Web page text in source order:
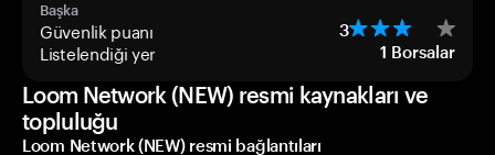
Başka
Güvenlik puanı 3
Listelendiği yer 1 Borsalar
Loom Network (NEW) resmi kaynakları ve
topluluğu
Loom Network (NEW) resmi bağlantıları